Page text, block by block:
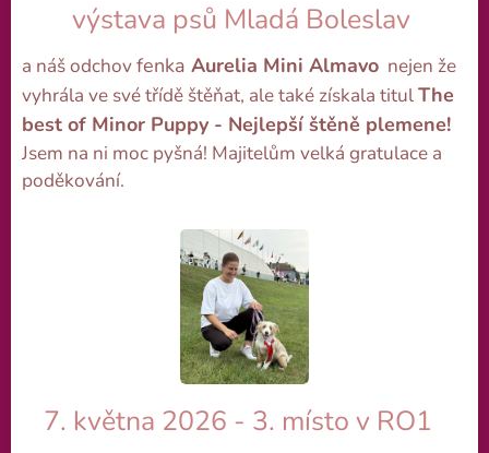
výstava psů Mladá Boleslav
a náš odchovfenka Aurelia Mini Almavo nejen že
vyhrála ve své třídě štěňat, ale také získala titulThe
best of Minor Puppy - Nejlepší štěně plemene!
Jsem na ni moc pyšná! Majitelům velká gratulace a
poděkování.
7. května 2026 - 3. místo v RO1